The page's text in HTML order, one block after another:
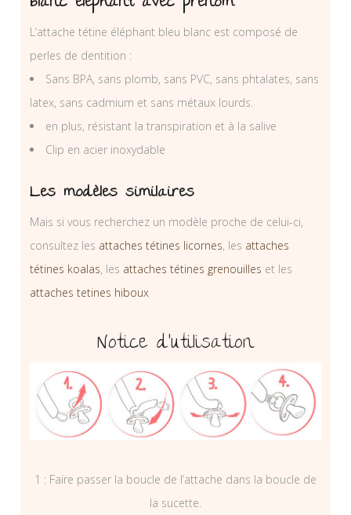
L’attache tétine éléphant bleu blanc est composé de
perles de dentition :
Sans BPA, sans plomb, sans PVC, sans phtalates, sans
latex, sans cadmium et sans métaux lourds.
en plus, résistant la transpiration et à la salive
Clip en acier inoxydable
Les modèles similaires
Mais si vous recherchez un modèle proche de celui-ci,
consultez les attaches tétines licornes, les attaches
tétines koalas, les attaches tétines grenouilles et les
attaches tetines hiboux
Notice d’utilisation
1 : Faire passer la boucle de l’attache dans la boucle de
la sucette.